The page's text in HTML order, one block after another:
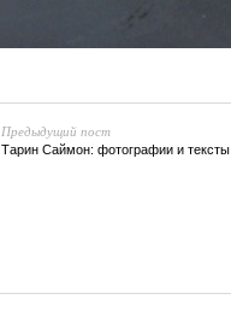
Предыдущий пост
Тарин Саймон: фотографии и тексты